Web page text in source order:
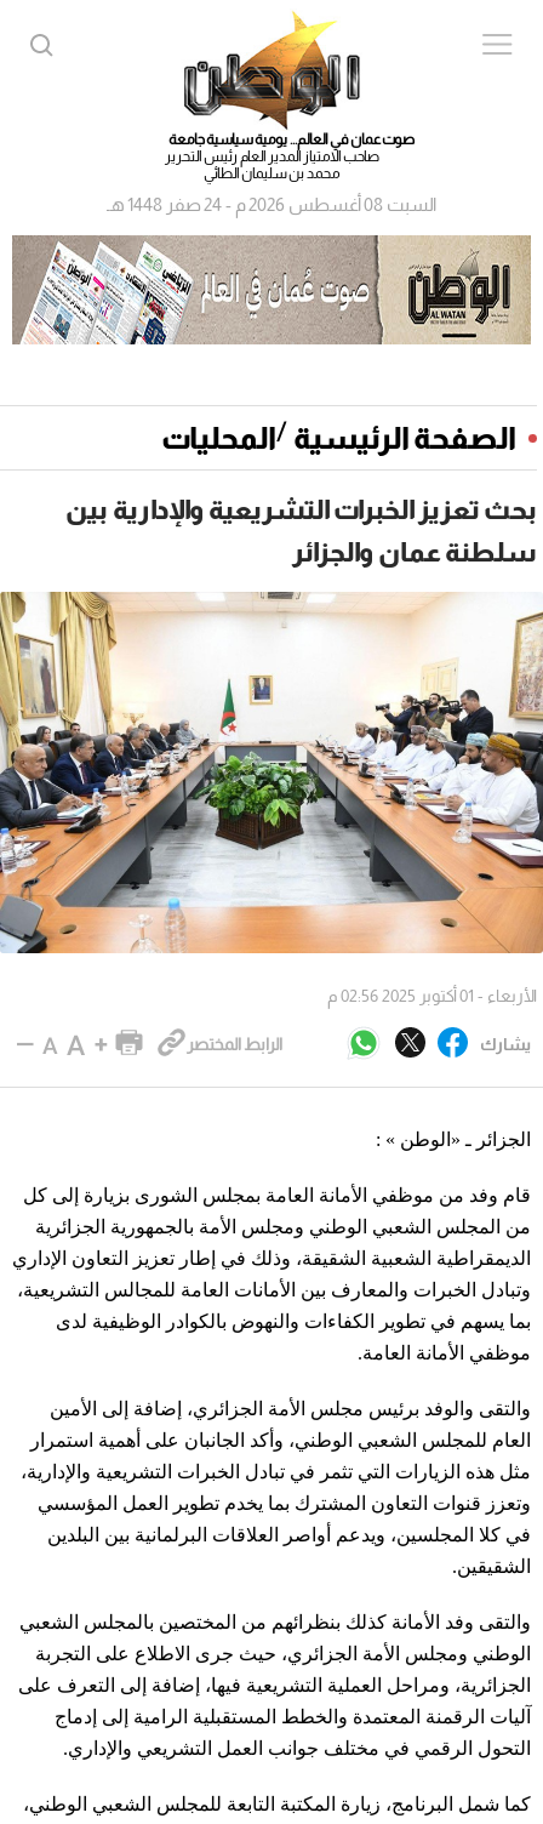
صوت عمان في العالم... يومية سياسية جامعة
صاحب الامتياز المدير العام رئيس التحرير
محمد بن سليمان الطائي
السبت 08 أغسطس 2026 م - 24 صفر 1448 هـ
الصفحة الرئيسية /المحليات
بحث تعزيز الخبرات التشريعية والإدارية بين
سلطنة عمان والجزائر
يشارك الرابط المختصر
الأربعاء - 01 أكتوبر 2025 02:56 م
الجزائر ـ «الوطن » :
قام وفد من موظفي الأمانة العامة بمجلس الشورى بزيارة إلى كل
من المجلس الشعبي الوطني ومجلس الأمة بالجمهورية الجزائرية
الديمقراطية الشعبية الشقيقة، وذلك في إطار تعزيز التعاون الإداري
وتبادل الخبرات والمعارف بين الأمانات العامة للمجالس التشريعية،
بما يسهم في تطوير الكفاءات والنهوض بالكوادر الوظيفية لدى
موظفي الأمانة العامة.
والتقى والوفد برئيس مجلس الأمة الجزائري، إضافة إلى الأمين
العام للمجلس الشعبي الوطني، وأكد الجانبان على أهمية استمرار
مثل هذه الزيارات التي تثمر في تبادل الخبرات التشريعية والإدارية،
وتعزز قنوات التعاون المشترك بما يخدم تطوير العمل المؤسسي
في كلا المجلسين، ويدعم أواصر العلاقات البرلمانية بين البلدين
الشقيقين.
والتقى وفد الأمانة كذلك بنظرائهم من المختصين بالمجلس الشعبي
الوطني ومجلس الأمة الجزائري، حيث جرى الاطلاع على التجربة
الجزائرية، ومراحل العملية التشريعية فيها، إضافة إلى التعرف على
آليات الرقمنة المعتمدة والخطط المستقبلية الرامية إلى إدماج
التحول الرقمي في مختلف جوانب العمل التشريعي والإداري.
كما شمل البرنامج، زيارة المكتبة التابعة للمجلس الشعبي الوطني،